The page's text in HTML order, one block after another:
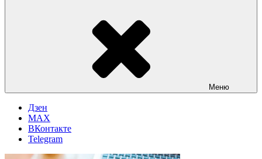
Меню
Дзен
MAX
ВКонтакте
Telegram